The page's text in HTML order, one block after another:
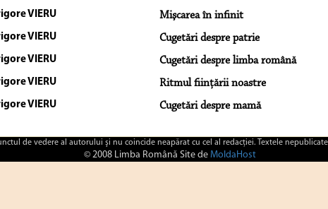
VIERU Mişcarea în infinit
VIERU Cugetări despre patrie
VIERU Cugetări despre limba română
VIERU Ritmul fiinţării noastre
VIERU Cugetări despre mamă
de vedere al autorului şi nu coincide neapărat cu cel al redacţiei. Textele
© 2008 Limba Română Site de MoldaHost